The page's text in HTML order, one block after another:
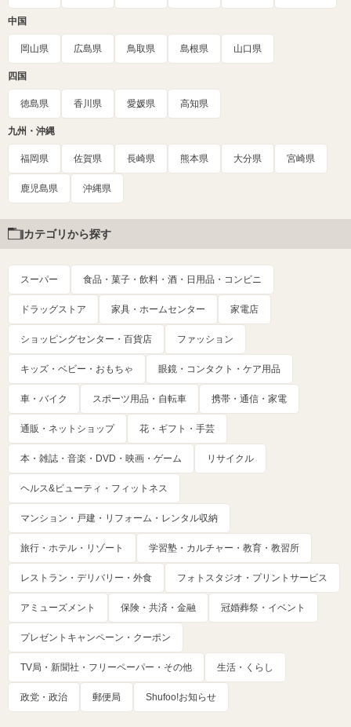
中国
岡山県 広島県 鳥取県 島根県 山口県
四国
徳島県 香川県 愛媛県 高知県
九州・沖縄
福岡県 佐賀県 長崎県 熊本県 大分県 宮崎県
鹿児島県 沖縄県
カテゴリから探す
スーパー 食品・菓子・飲料・酒・日用品・コンビニ
ドラッグストア 家具・ホームセンター 家電店
ショッピングセンター・百貨店 ファッション
キッズ・ベビー・おもちゃ 眼鏡・コンタクト・ケア用品
車・バイク スポーツ用品・自転車 携帯・通信・家電
通販・ネットショップ 花・ギフト・手芸
本・雑誌・音楽・DVD・映画・ゲーム リサイクル
ヘルス&ビューティ・フィットネス
マンション・戸建・リフォーム・レンタル収納
旅行・ホテル・リゾート 学習塾・カルチャー・教育・教習所
レストラン・デリバリー・外食 フォトスタジオ・プリントサービス
アミューズメント 保険・共済・金融 冠婚葬祭・イベント
プレゼントキャンペーン・クーポン
TV局・新聞社・フリーペーパー・その他 生活・くらし
政党・政治 郵便局 Shufoo!お知らせ